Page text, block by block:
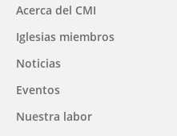
Main
navigation
Acerca del CMI
Iglesias miembros
Noticias
Eventos
Nuestra labor